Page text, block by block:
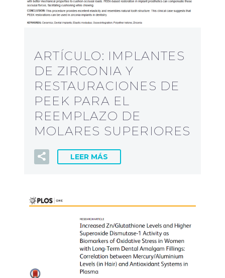
ARTÍCULO: IMPLANTES
DE ZIRCONIA Y
RESTAURACIONES DE
PEEK PARA EL
REEMPLAZO DE
MOLARES SUPERIORES
LEER MÁS